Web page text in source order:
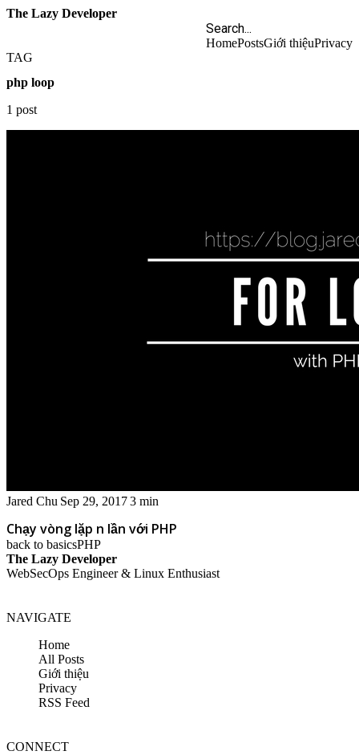
The Lazy Developer
HomePostsGiới thiệuPrivacy
TAG
php loop
1 post
Jared Chu Sep 29, 20173 min
Chạy vòng lặp n lần với PHP
back to basicsPHP
The Lazy Developer
WebSecOps Engineer & Linux Enthusiast
NAVIGATE
Home
All Posts
Giới thiệu
Privacy
RSS Feed
CONNECT